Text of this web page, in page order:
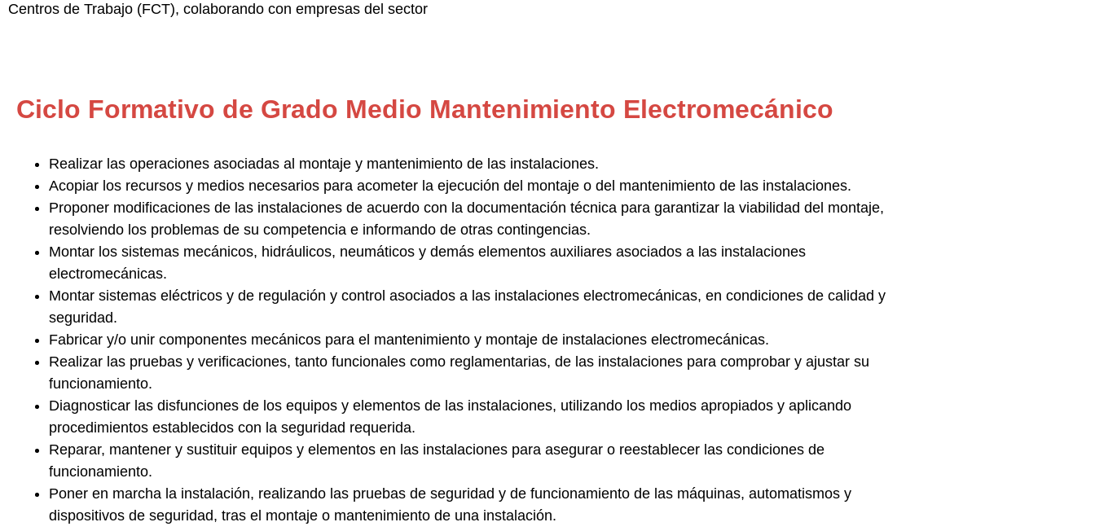
Centros de Trabajo (FCT), colaborando con empresas del sector
Ciclo Formativo de Grado Medio Mantenimiento Electromecánico
Realizar las operaciones asociadas al montaje y mantenimiento de las instalaciones.
Acopiar los recursos y medios necesarios para acometer la ejecución del montaje o del mantenimiento de las instalaciones.
Proponer modificaciones de las instalaciones de acuerdo con la documentación técnica para garantizar la viabilidad del montaje,
resolviendo los problemas de su competencia e informando de otras contingencias.
Montar los sistemas mecánicos, hidráulicos, neumáticos y demás elementos auxiliares asociados a las instalaciones
electromecánicas.
Montar sistemas eléctricos y de regulación y control asociados a las instalaciones electromecánicas, en condiciones de calidad y
seguridad.
Fabricar y/o unir componentes mecánicos para el mantenimiento y montaje de instalaciones electromecánicas.
Realizar las pruebas y verificaciones, tanto funcionales como reglamentarias, de las instalaciones para comprobar y ajustar su
funcionamiento.
Diagnosticar las disfunciones de los equipos y elementos de las instalaciones, utilizando los medios apropiados y aplicando
procedimientos establecidos con la seguridad requerida.
Reparar, mantener y sustituir equipos y elementos en las instalaciones para asegurar o reestablecer las condiciones de
funcionamiento.
Poner en marcha la instalación, realizando las pruebas de seguridad y de funcionamiento de las máquinas, automatismos y
dispositivos de seguridad, tras el montaje o mantenimiento de una instalación.